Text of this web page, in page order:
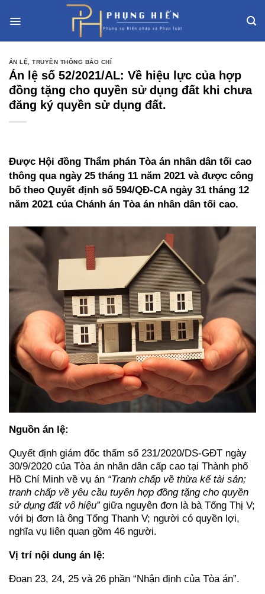
ÁN LỆ ,TRUYỀN THÔNG BÁO CHÍ
Án lệ số 52/2021/AL: Về hiệu lực của hợp
đồng tặng cho quyền sử dụng đất khi chưa
đăng ký quyền sử dụng đất.
Được Hội đồng Thẩm phán Tòa án nhân dân tối cao
thông qua ngày 25 tháng 11 năm 2021 và được công
bố theo Quyết định số 594/QĐ-CA ngày 31 tháng 12
năm 2021 của Chánh án Tòa án nhân dân tối cao.
Nguồn án lệ:
Quyết định giám đốc thẩm số 231/2020/DS-GĐT ngày
30/9/2020 của Tòa án nhân dân cấp cao tại Thành phố
Hồ Chí Minh về vụ án “Tranh chấp về thừa kế tài sản;
tranh chấp về yêu cầu tuyên hợp đồng tặng cho quyền
sử dụng đất vô hiệu”giữa nguyên đơn là bà Tống Thị V;
với bị đơn là ông Tống Thanh V; người có quyền lợi,
nghĩa vụ liên quan gồm 46 người.
Vị trí nội dung án lệ:
Đoạn 23, 24, 25 và 26 phần “Nhận định của Tòa án”.